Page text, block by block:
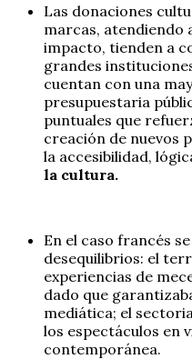
Las donaciones
marcas, atendiendo
impacto, tienden a
grandes
cuentan con una
presupuestaria
puntuales que
creación de nuevos
la accesibilidad,
la cultura.
En el caso francés
desequilibrios: el
experiencias de
dado que
mediática; el
los espectáculos en
contemporánea.